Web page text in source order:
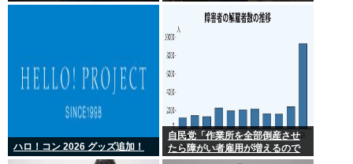
ー！(;△;)」 どうなるの？
ハロ！コン 2026 グッズ追加！
自民党「作業所を全部倒産させ
たら障がい者雇用が増えるので
は 」結果ww